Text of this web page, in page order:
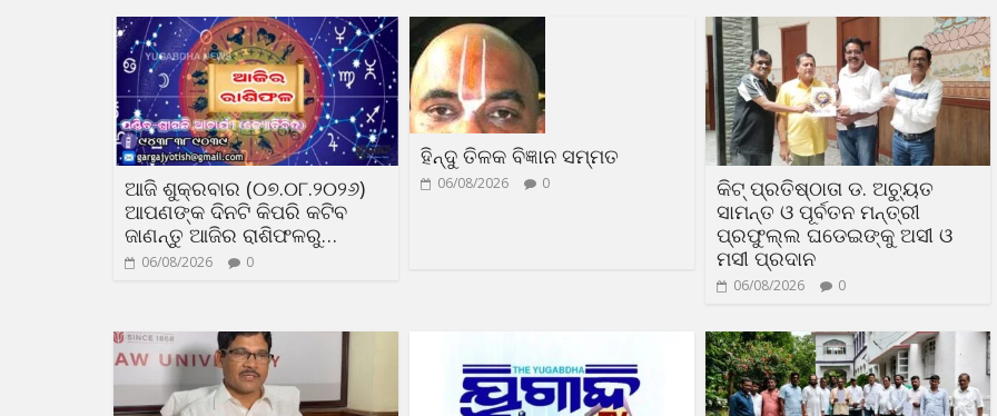
ଆଜି ଶୁକ୍ରବାର (୦୭.୦୮.୨୦୨୬)
ଆପଣଙ୍କ ଦିନଟି କିପରି କଟିବ
ଜାଣନ୍ତୁ ଆଜିର ରାଶିଫଳରୁ…
06/08/2026 0
ହିନ୍ଦୁ ତିଳକ ବିଜ୍ଞାନ ସମ୍ମତ
06/08/2026 0
କିଟ୍ ପ୍ରତିଷ୍ଠାତା ଡ. ଅଚ୍ୟୁତ
ସାମନ୍ତ ଓ ପୂର୍ବତନ ମନ୍ତ୍ରୀ
ପ୍ରଫୁଲ୍ଲ ଘଡେଇଙ୍କୁ ଅସୀ ଓ
ମସୀ ପ୍ରଦାନ
06/08/2026 0